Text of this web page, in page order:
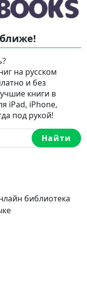
на русском
и без
книги в
iPad, iPhone,
под рукой!
Найти
библиотека